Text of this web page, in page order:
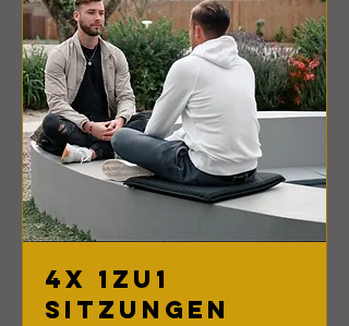
4x 1zu1
Sitzungen